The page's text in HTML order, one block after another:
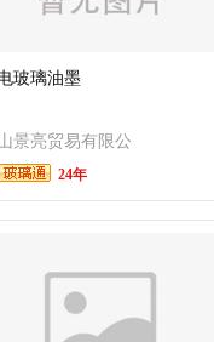
玻璃油墨
景亮贸易有限公
24年